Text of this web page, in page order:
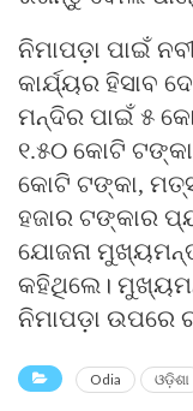
ନିମାପଡ଼ା ପାଇଁ
କାର୍ଯ୍ୟର ହିସାବ
ମନ୍ଦିର ପାଇଁ ୫
୧.୫୦ କୋଟି
କୋଟି ଟଙ୍କା,
ହଜାର ଟଙ୍କାର
ଯୋଜନା
କହିଥିଲେ।
ନିମାପଡ଼ା ଉପରେ
Odia ଓଡ଼ିଶା